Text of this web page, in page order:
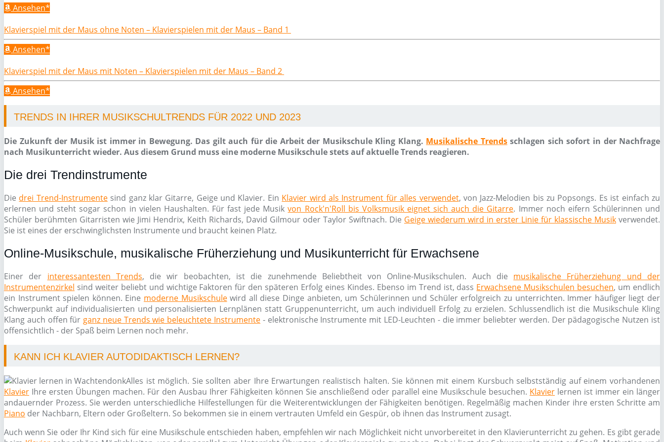
Ansehen*
Klavierspiel mit der Maus ohne Noten – Klavierspielen mit der Maus – Band 1
Ansehen*
Klavierspiel mit der Maus mit Noten – Klavierspielen mit der Maus – Band 2
Ansehen*
TRENDS IN IHRER MUSIKSCHULTRENDS FÜR 2022 UND 2023
Die Zukunft der Musik ist immer in Bewegung. Das gilt auch für die Arbeit der Musikschule Kling Klang. Musikalische Trendsschlagen sich sofort in der Nachfrage
nach Musikunterricht wieder. Aus diesem Grund muss eine moderne Musikschule stets auf aktuelle Trends reagieren.
Die drei Trendinstrumente
Die drei Trend-Instrumentesind ganz klar Gitarre, Geige und Klavier. Ein Klavier wird als Instrument für alles verwendet, von Jazz-Melodien bis zu Popsongs. Es ist einfach zu
erlernen und steht sogar schon in vielen Haushalten. Für fast jede Musikvon Rock'n'Roll bis Volksmusik eignet sich auch die Gitarre. Immer noch eifern Schülerinnen und
Schüler berühmten Gitarristen wie Jimi Hendrix, Keith Richards, David Gilmour oder Taylor Swiftnach. Die Geige wiederum wird in erster Linie für klassische Musik verwendet.
Sie ist eines der erschwinglichsten Instrumente und braucht keinen Platz.
Online-Musikschule, musikalische Früherziehung und Musikunterricht für Erwachsene
Einer der interessantesten Trends, die wir beobachten, ist die zunehmende Beliebtheit von Online-Musikschulen. Auch die musikalische Früherziehung und der
Instrumentenzirkel sind weiter beliebt und wichtige Faktoren für den späteren Erfolg eines Kindes. Ebenso im Trend ist, dass Erwachsene Musikschulen besuchen, um endlich
ein Instrument spielen können. Eine moderne Musikschulewird all diese Dinge anbieten, um Schülerinnen und Schüler erfolgreich zu unterrichten. Immer häufiger liegt der
Schwerpunkt auf individualisierten und personalisierten Lernplänen statt Gruppenunterricht, um auch individuell Erfolg zu erzielen. Schlussendlich ist die Musikschule Kling
Klang auch offen für ganz neue Trends wie beleuchtete Instrumente - elektronische Instrumente mit LED-Leuchten - die immer beliebter werden. Der pädagogische Nutzen ist
offensichtlich - der Spaß beim Lernen noch mehr.
KANN ICH KLAVIER AUTODIDAKTISCH LERNEN?
Alles ist möglich. Sie sollten aber Ihre Erwartungen realistisch halten. Sie können mit einem Kursbuch selbstständig auf einem vorhandenen
Klavier Ihre ersten Übungen machen. Für den Ausbau Ihrer Fähigkeiten können Sie anschließend oder parallel eine Musikschule besuchen. Klavier lernen ist immer ein länger
andauernder Prozess. Sie werden unterschiedliche Hilfestellungen für die Weiterentwicklungen der Fähigkeiten benötigen. Regelmäßig machen Kinder ihre ersten Schritte am
Piano der Nachbarn, Eltern oder Großeltern. So bekommen sie in einem vertrauten Umfeld ein Gespür, ob ihnen das Instrument zusagt.
Auch wenn Sie oder Ihr Kind sich für eine Musikschule entschieden haben, empfehlen wir nach Möglichkeit nicht unvorbereitet in den Klavierunterricht zu gehen. Es gibt gerade